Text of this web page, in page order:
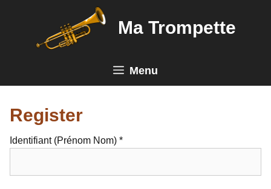
Ma Trompette
Menu
Register
Identifiant (Prénom Nom) *